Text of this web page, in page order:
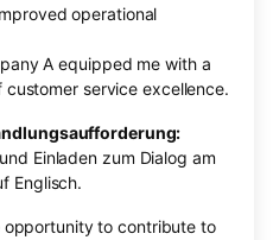
operational
A equipped me with a
service excellence.
Einladen zum Dialog am
Englisch.
to contribute to